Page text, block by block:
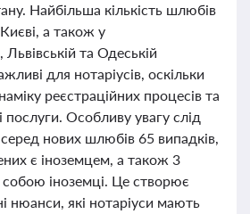
Найбільша кількість шлюбів
а також у
та Одеській
для нотаріусів, оскільки
реєстраційних процесів та
послуги. Особливу увагу слід
нових шлюбів 65 випадків,
є іноземцем, а також 3
іноземці. Це створює
нюанси, які нотаріуси мають